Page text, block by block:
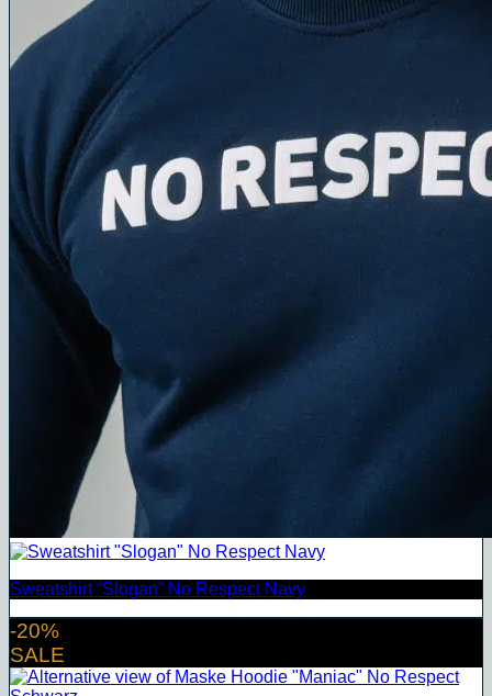
Sweatshirt “Slogan” No Respect Navy
-20%
SALE